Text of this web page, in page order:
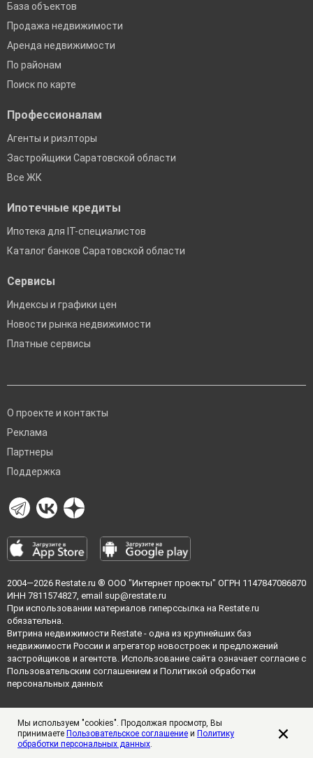
База объектов
Продажа недвижимости
Аренда недвижимости
По районам
Поиск по карте
Профессионалам
Агенты и риэлторы
Застройщики Саратовской области
Все ЖК
Ипотечные кредиты
Ипотека для IT-специалистов
Каталог банков Саратовской области
Сервисы
Индексы и графики цен
Новости рынка недвижимости
Платные сервисы
О проекте и контакты
Реклама
Партнеры
Поддержка
2004—2026 Restate.ru ® ООО "Интернет проекты" ОГРН 1147847086870
ИНН 7811574827, email sup@restate.ru
При использовании материалов гиперссылка на Restate.ru
обязательна.
Витрина недвижимости Restate - одна из крупнейших баз
недвижимости России и агрегатор новостроек и предложений
застройщиков и агентств. Использование сайта означает согласие с
Пользовательским соглашением и Политикой обработки
персональных данных
Мы используем "cookies". Продолжая просмотр, Вы
принимаете Пользовательское соглашение и Политику
обработки персональных данных.